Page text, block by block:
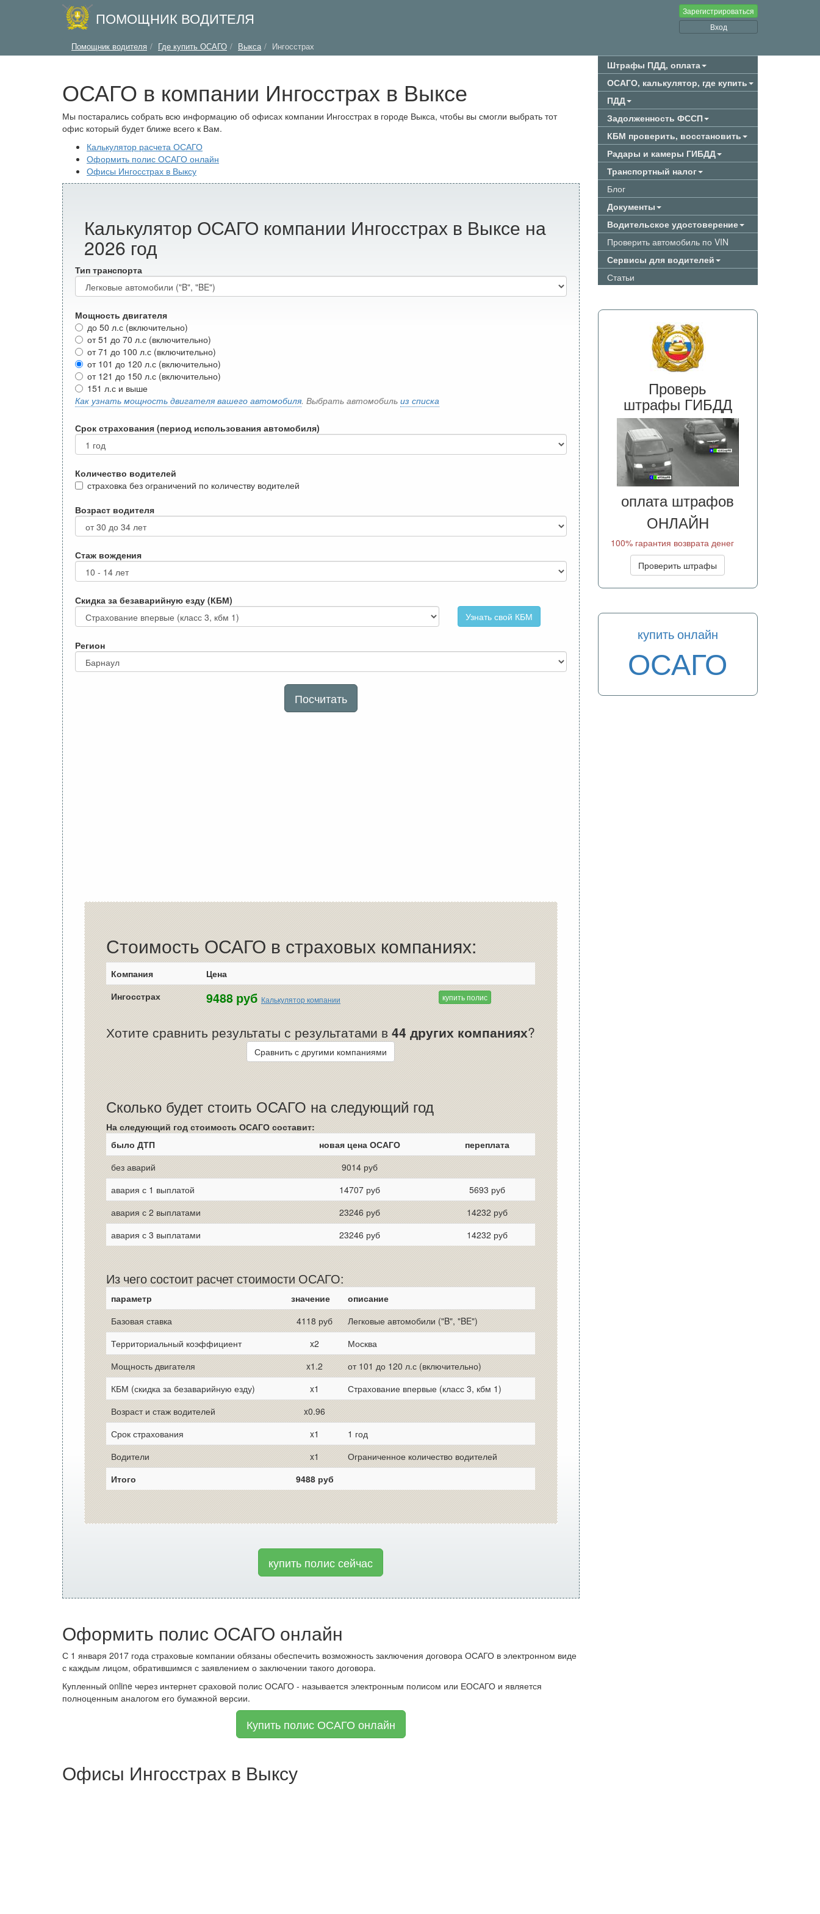
ПОМОЩНИК ВОДИТЕЛЯ
Зарегистрироваться
Вход
Помощник водителя Где купить ОСАГО Выкса Ингосстрах
ОСАГО в компании Ингосстрах в Выксе
Мы постарались собрать всю информацию об офисах компании Ингосстрах в городе Выкса, чтобы вы смогли выбрать тот
офис который будет ближе всего к Вам.
Калькулятор расчета ОСАГО
Оформить полис ОСАГО онлайн
Офисы Ингосстрах в Выксу
Калькулятор ОСАГО компании Ингосстрах в Выксе на
2026 год
Тип транспорта
Мощность двигателя
до 50 л.с (включительно)
от 51 до 70 л.с (включительно)
от 71 до 100 л.с (включительно)
от 101 до 120 л.с (включительно)
от 121 до 150 л.с (включительно)
151 л.с и выше
Как узнать мощность двигателя вашего автомобиля. Выбрать автомобиль из списка
Срок страхования (период использования автомобиля)
Количество водителей
страховка без ограничений по количеству водителей
Возраст водителя
Стаж вождения
Скидка за безаварийную езду (КБМ)
Узнать свой КБМ
Регион
Посчитать
Стоимость ОСАГО в страховых компаниях:
Компания
Цена
Ингосстрах
9488 руб Калькулятор компании купить полис
Хотите сравнить результаты с результатами в44 других компаниях?
Сравнить с другими компаниями
Сколько будет стоить ОСАГО на следующий год
На следующий год стоимость ОСАГО составит:
было ДТП
новая цена ОСАГО
переплата
без аварий
9014 руб
авария с 1 выплатой
14707 руб
5693 руб
авария с 2 выплатами
23246 руб
14232 руб
авария с 3 выплатами
23246 руб 14232 руб
Из чего состоит расчет стоимости ОСАГО:
параметр значение
описание
Базовая ставка
4118 руб
Легковые автомобили ("B", "BE")
Территориальный коэффициент
x2
Москва
Мощность двигателя
x1.2
от 101 до 120 л.с (включительно)
КБМ (скидка за безаварийную езду)
x1
Страхование впервые (класс 3, кбм 1)
Возраст и стаж водителей
x0.96
Срок страхования
x1
1 год
Водители
x1
Ограниченное количество водителей
Итого
9488 руб
купить полис сейчас
Оформить полис ОСАГО онлайн
С 1 января 2017 года страховые компании обязаны обеспечить возможность заключения договора ОСАГО в электронном виде
с каждым лицом, обратившимся с заявлением о заключении такого договора.
Купленный online через интернет сраховой полис ОСАГО - называется электронным полисом или ЕОСАГО и является
полноценным аналогом его бумажной версии.
Купить полис ОСАГО онлайн
Офисы Ингосстрах в Выксу
Штрафы ПДД, оплата
ОСАГО, калькулятор, где купить
ПДД
Задолженность ФССП
КБМ проверить, восстановить
Радары и камеры ГИБДД
Транспортный налог
Блог
Документы
Водительское удостоверение
Проверить автомобиль по VIN
Сервисы для водителей
Статьи
Проверь
штрафы ГИБДД
оплата штрафов
ОНЛАЙН
100% гарантия возврата денег
Проверить штрафы
купить онлайн
ОСАГО